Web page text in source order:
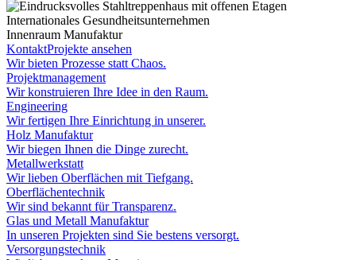
Internationales Gesundheitsunternehmen
Innenraum Manufaktur
KontaktProjekte ansehen
Wir bieten Prozesse statt Chaos.
Projektmanagement
Wir konstruieren Ihre Idee in den Raum.
Engineering
Wir fertigen Ihre Einrichtung in unserer.
Holz Manufaktur
Wir biegen Ihnen die Dinge zurecht.
Metallwerkstatt
Wir lieben Oberflächen mit Tiefgang.
Oberflächentechnik
Wir sind bekannt für Transparenz.
Glas und Metall Manufaktur
In unseren Projekten sind Sie bestens versorgt.
Versorgungstechnik